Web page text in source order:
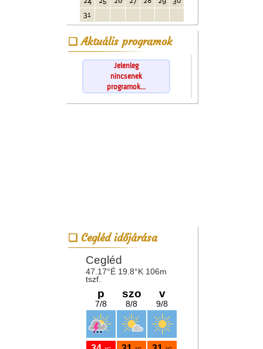
31
Aktuális programok
Jelenleg
nincsenek
programok...
Cegléd időjárása